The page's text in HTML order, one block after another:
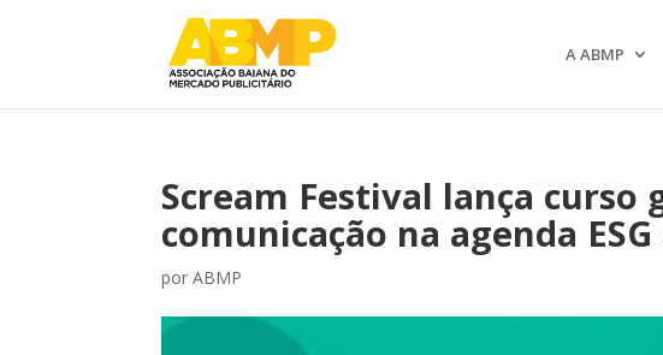
A ABMP
Scream Festival lança curso
comunicação na agenda
porABMP